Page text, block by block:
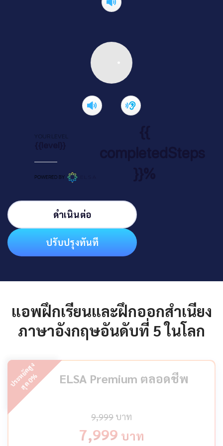
YOUR LEVEL
{{level}}
{{
completedSteps
}}%
ดำเนินต่อ
ปรับปรุงทันที
แอพฝึกเรียนและฝึกออกสำเนียง
ภาษาอังกฤษอันดับที่ 5 ในโลก
ป
ร
ะ
ห
ยั
ด
สู
ง
สุ
ด
0
% ELSA Premium ตลอดชีพ
9,999 บาท
7,999 บาท